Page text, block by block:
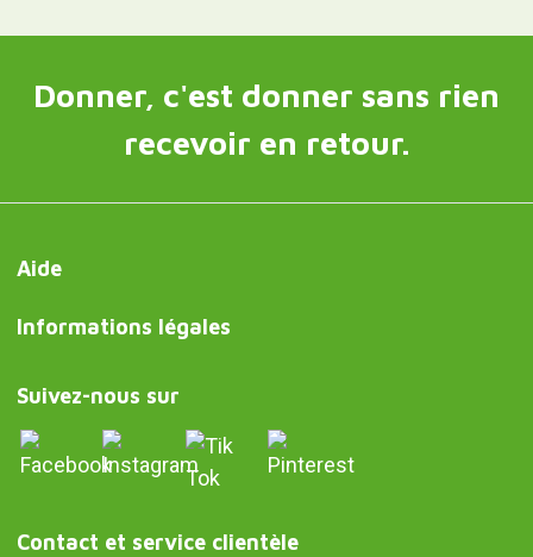
Donner, c'est donner sans rien
recevoir en retour.
Aide
Informations légales
Suivez-nous sur
Contact et service clientèle